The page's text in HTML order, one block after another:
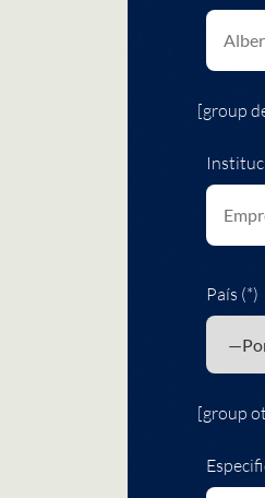
[group
País (*)
[group